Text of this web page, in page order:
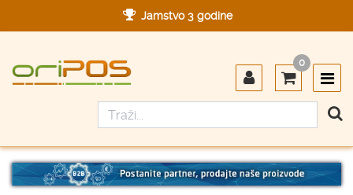
Jamstvo 3 godine
Designed in Germany
Made in Germany
0